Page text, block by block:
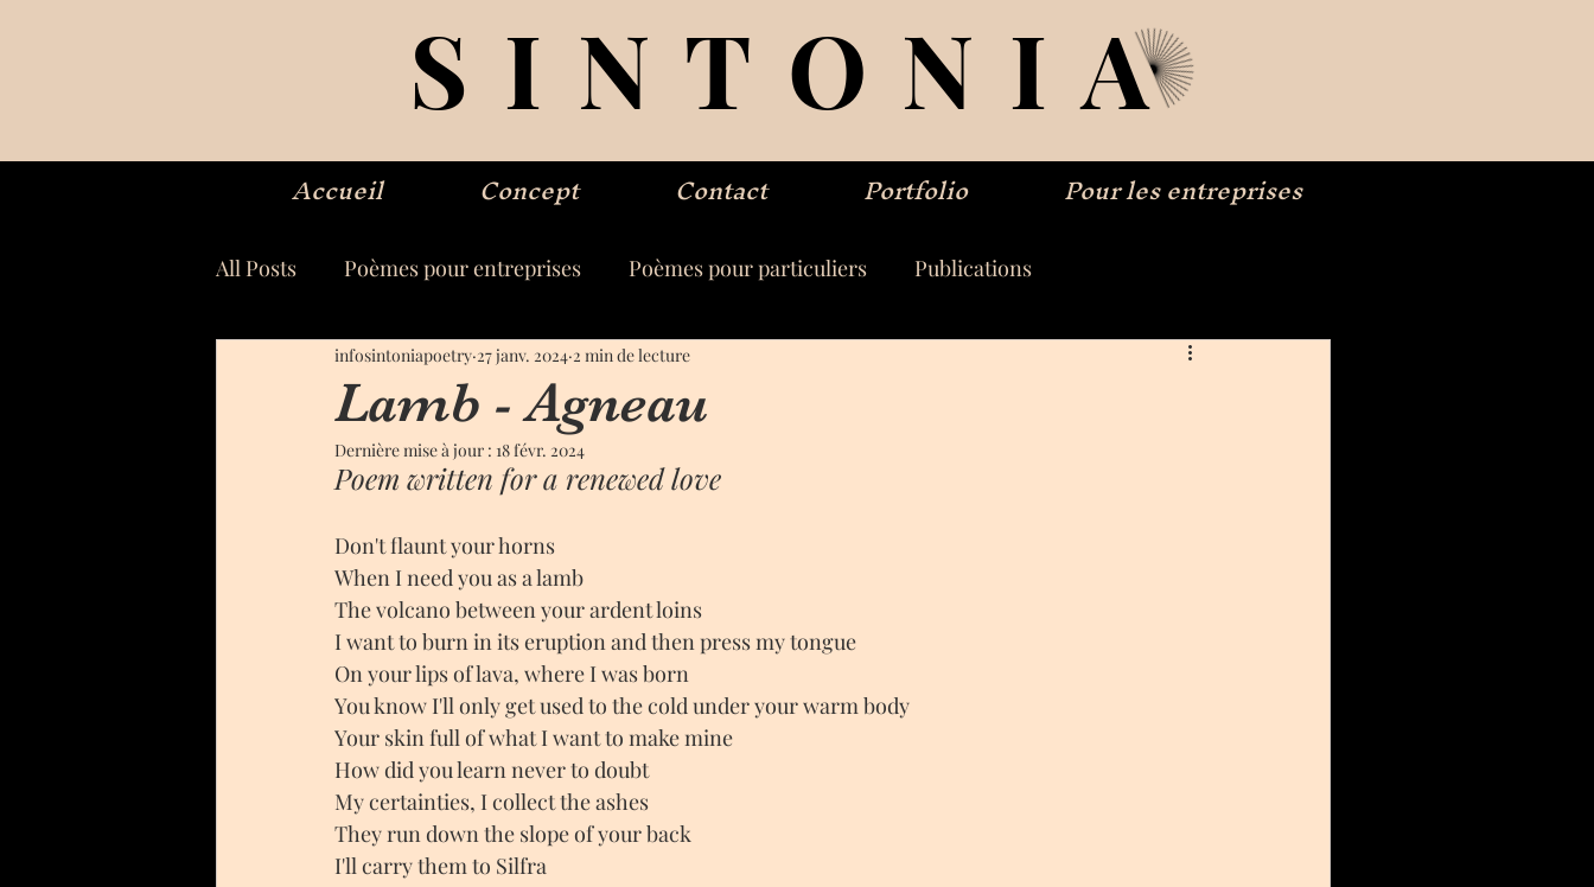
SINTONIA
Accueil Concept Contact Portfolio Pour les entreprises
All Posts Poèmes pour entreprises Poèmes pour particuliers Publications
Lamb - Agneau
infosintoniapoetry 27 janv. 2024 2 min de lecture
Dernière mise à jour : 18 févr. 2024
Poem written for a renewed love
Don't flaunt your horns
When I need you as a lamb
The volcano between your ardent loins
I want to burn in its eruption and then press my tongue
On your lips of lava, where I was born
You know I'll only get used to the cold under your warm body
Your skin full of what I want to make mine
How did you learn never to doubt
My certainties, I collect the ashes
They run down the slope of your back
I'll carry them to Silfra